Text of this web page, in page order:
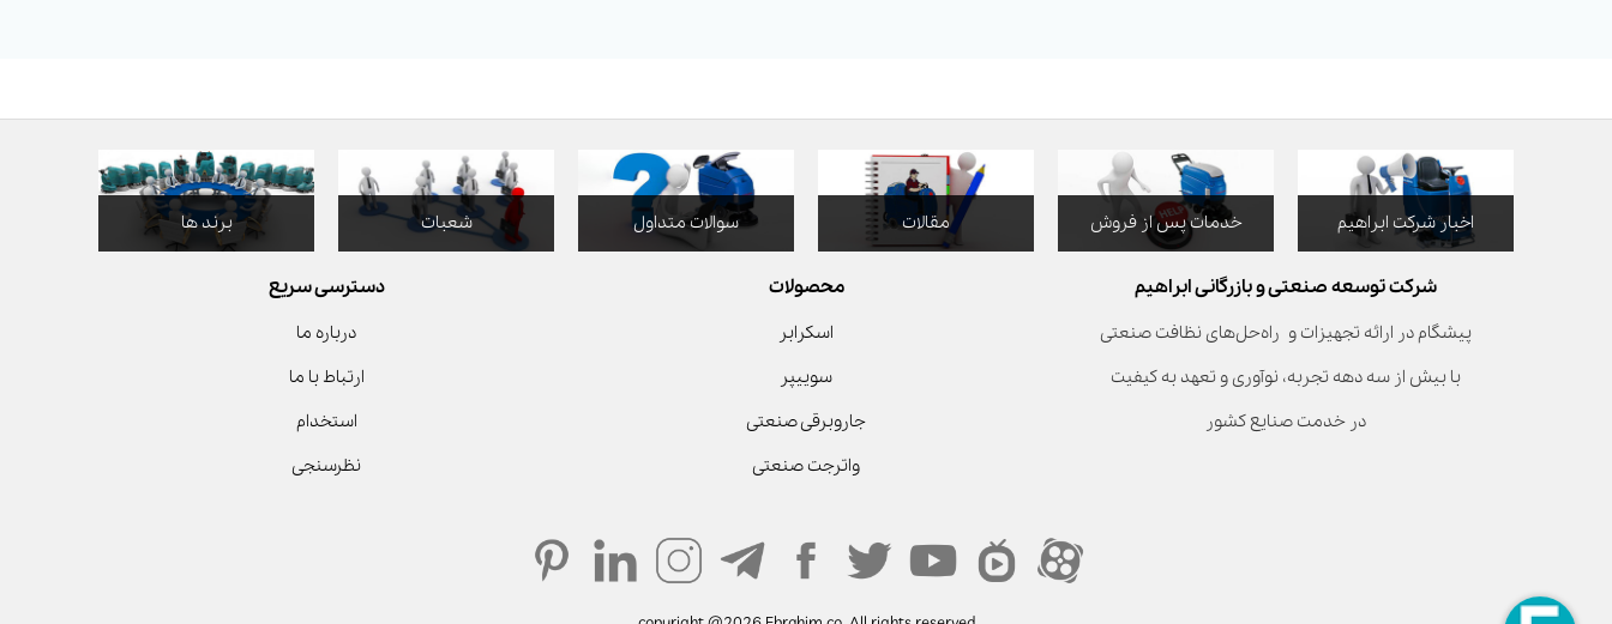
اخبار شرکت ابراهیم خدمات پس از فروش مقالات سوالات متداول شعبات برند ها
شرکت توسعه صنعتی و بازرگانی ابراهیم
پیشگام در ارائه تجهیزات و راه‌حل‌های نظافت صنعتی
با بیش از سه دهه تجربه، نوآوری و تعهد به کیفیت
در خدمت صنایع کشور
محصولات
اسکرابر
سوییپر
جاروبرقی صنعتی
واترجت صنعتی
دسترسی سریع
درباره ما
ارتباط با ما
استخدام
نظرسنجی